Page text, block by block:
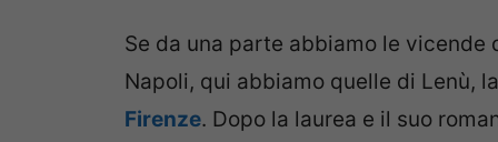
Se da una parte abbiamo le
Napoli, qui abbiamo quelle di Lenù,
Firenze. Dopo la laurea e il suo